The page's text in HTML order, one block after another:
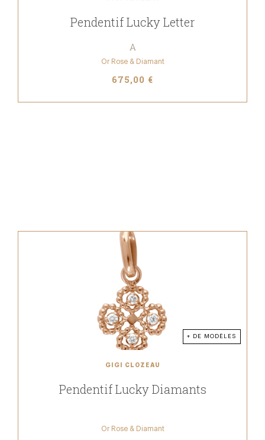
Pendentif Lucky Letter
A
Or Rose & Diamant
675,00 €
+ DE MODÈLES
GIGI CLOZEAU
Pendentif Lucky Diamants
Or Rose & Diamant